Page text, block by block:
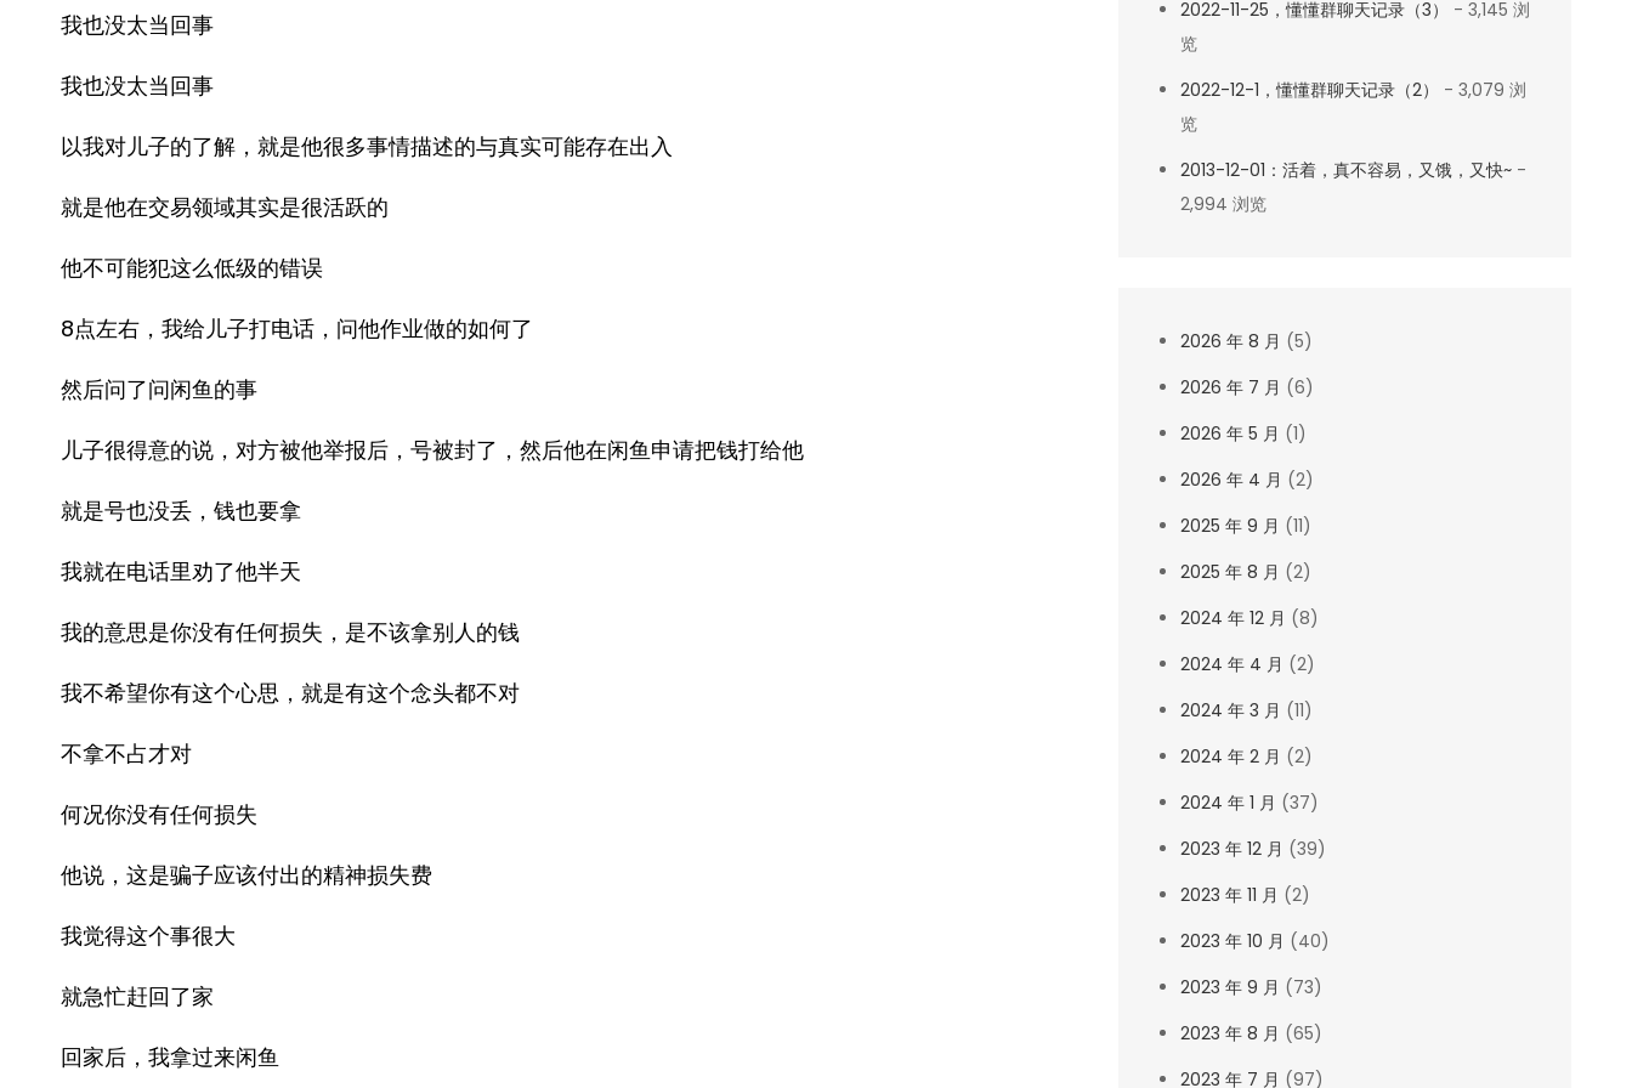
我也没太当回事
我也没太当回事
以我对儿子的了解，就是他很多事情描述的与真实可能存在出入
就是他在交易领域其实是很活跃的
他不可能犯这么低级的错误
8点左右，我给儿子打电话，问他作业做的如何了
然后问了问闲鱼的事
儿子很得意的说，对方被他举报后，号被封了，然后他在闲鱼申请把钱打给他
就是号也没丢，钱也要拿
我就在电话里劝了他半天
我的意思是你没有任何损失，是不该拿别人的钱
我不希望你有这个心思，就是有这个念头都不对
不拿不占才对
何况你没有任何损失
他说，这是骗子应该付出的精神损失费
我觉得这个事很大
就急忙赶回了家
回家后，我拿过来闲鱼
2022-11-25，懂懂群聊天记录（3）
- 3,145 浏
览
2022-12-1，懂懂群聊天记录（2）
- 3,079 浏
览
2013-12-01：活着，真不容易，又饿，又快~-
2,994 浏览
2026 年 8 月 (5)
2026 年 7 月 (6)
2026 年 5 月 (1)
2026 年 4 月 (2)
2025 年 9 月 (11)
2025 年 8 月 (2)
2024 年 12 月 (8)
2024 年 4 月 (2)
2024 年 3 月 (11)
2024 年 2 月 (2)
2024 年 1 月 (37)
2023 年 12 月 (39)
2023 年 11 月 (2)
2023 年 10 月 (40)
2023 年 9 月 (73)
2023 年 8 月 (65)
2023 年 7 月 (97)